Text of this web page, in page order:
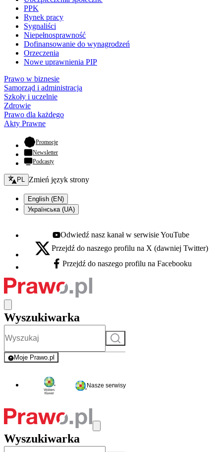
PPK
Rynek pracy
Sygnaliści
Niepełnosprawność
Dofinansowanie do wynagrodzeń
Orzeczenia
Nowe uprawnienia PIP
Prawo w biznesie
Samorząd i administracja
Szkoły i uczelnie
Zdrowie
Prawo dla każdego
Akty Prawne
Promocje- otwiera się w nowej karcie
Newsletter
Podcasty
Zmień język - bieżący:
PL Zmień język strony
English (EN)
Українська (UA)
Youtube - otwiera się w nowej karcie
Odwiedź nasz kanał w serwisie YouTube
X - otwiera się w nowej karcie
Przejdź do naszego profilu na X (dawniej Twitter)
Facebook - otwiera się w nowej karcie
Przejdź do naszego profilu na Facebooku
Wyszukiwarka
Szukaj
Moje Prawo.pl
- rejestracja i logowanie do serwisu
Nasze serwisy
Wyszukiwarka